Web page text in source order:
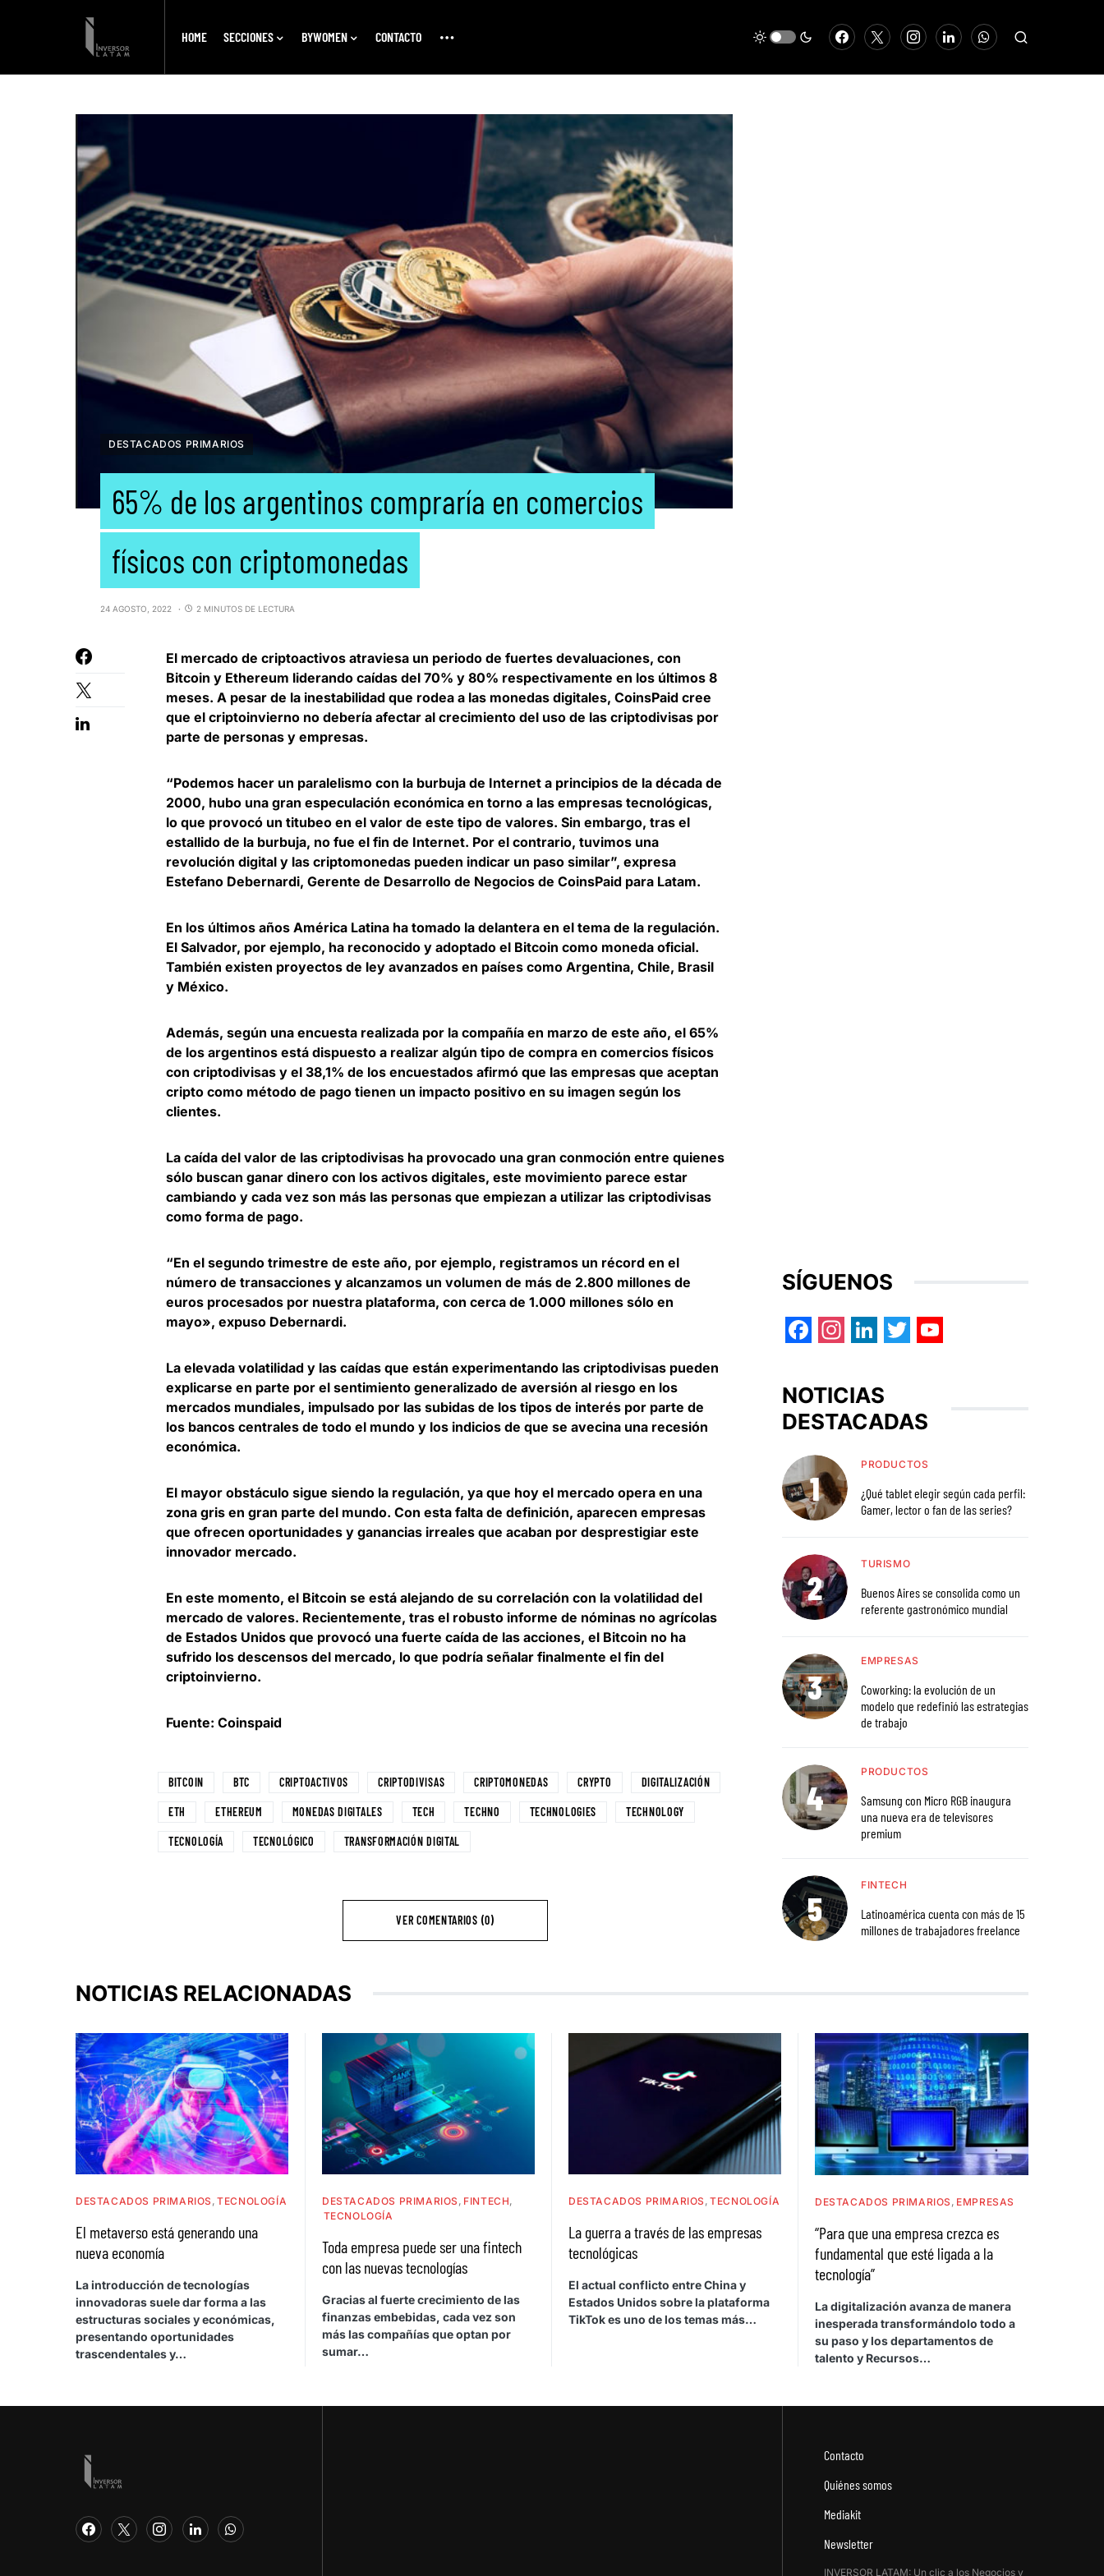
HOME SECCIONES BYWOMEN CONTACTO
DESTACADOS PRIMARIOS
65% de los argentinos compraría en comercios
físicos con criptomonedas
24 AGOSTO, 2022 2 MINUTOS DE LECTURA
El mercado de criptoactivos atraviesa un periodo de fuertes devaluaciones, con
Bitcoin y Ethereum liderando caídas del 70% y 80% respectivamente en los últimos 8
meses. A pesar de la inestabilidad que rodea a las monedas digitales, CoinsPaid cree
que el criptoinvierno no debería afectar al crecimiento del uso de las criptodivisas por
parte de personas y empresas.
“Podemos hacer un paralelismo con la burbuja de Internet a principios de la década de
2000, hubo una gran especulación económica en torno a las empresas tecnológicas,
lo que provocó un titubeo en el valor de este tipo de valores. Sin embargo, tras el
estallido de la burbuja, no fue el fin de Internet. Por el contrario, tuvimos una
revolución digital y las criptomonedas pueden indicar un paso similar”, expresa
Estefano Debernardi, Gerente de Desarrollo de Negocios de CoinsPaid para Latam.
En los últimos años América Latina ha tomado la delantera en el tema de la regulación.
El Salvador, por ejemplo, ha reconocido y adoptado el Bitcoin como moneda oficial.
También existen proyectos de ley avanzados en países como Argentina, Chile, Brasil
y México.
Además, según una encuesta realizada por la compañía en marzo de este año, el 65%
de los argentinos está dispuesto a realizar algún tipo de compra en comercios físicos
con criptodivisas y el 38,1% de los encuestados afirmó que las empresas que aceptan
cripto como método de pago tienen un impacto positivo en su imagen según los
clientes.
La caída del valor de las criptodivisas ha provocado una gran conmoción entre quienes
sólo buscan ganar dinero con los activos digitales, este movimiento parece estar
cambiando y cada vez son más las personas que empiezan a utilizar las criptodivisas
como forma de pago.
“En el segundo trimestre de este año, por ejemplo, registramos un récord en el
número de transacciones y alcanzamos un volumen de más de 2.800 millones de
euros procesados por nuestra plataforma, con cerca de 1.000 millones sólo en
mayo», expuso Debernardi.
La elevada volatilidad y las caídas que están experimentando las criptodivisas pueden
explicarse en parte por el sentimiento generalizado de aversión al riesgo en los
mercados mundiales, impulsado por las subidas de los tipos de interés por parte de
los bancos centrales de todo el mundo y los indicios de que se avecina una recesión
económica.
El mayor obstáculo sigue siendo la regulación, ya que hoy el mercado opera en una
zona gris en gran parte del mundo. Con esta falta de definición, aparecen empresas
que ofrecen oportunidades y ganancias irreales que acaban por desprestigiar este
innovador mercado.
En este momento, el Bitcoin se está alejando de su correlación con la volatilidad del
mercado de valores. Recientemente, tras el robusto informe de nóminas no agrícolas
de Estados Unidos que provocó una fuerte caída de las acciones, el Bitcoin no ha
sufrido los descensos del mercado, lo que podría señalar finalmente el fin del
criptoinvierno.
Fuente: Coinspaid
BITCOIN BTC CRIPTOACTIVOS CRIPTODIVISAS CRIPTOMONEDAS CRYPTO DIGITALIZACIÓN
ETH ETHEREUM MONEDAS DIGITALES TECH TECHNO TECHNOLOGIES TECHNOLOGY
TECNOLOGÍA TECNOLÓGICO TRANSFORMACIÓN DIGITAL
VER COMENTARIOS (0)
SÍGUENOS
NOTICIAS
DESTACADAS
PRODUCTOS
¿Qué tablet elegir según cada perfil:
Gamer, lector o fan de las series?
TURISMO
Buenos Aires se consolida como un
referente gastronómico mundial
EMPRESAS
Coworking: la evolución de un
modelo que redefinió las estrategias
de trabajo
PRODUCTOS
Samsung con Micro RGB inaugura
una nueva era de televisores
premium
FINTECH
Latinoamérica cuenta con más de 15
millones de trabajadores freelance
NOTICIAS RELACIONADAS
DESTACADOS PRIMARIOS TECNOLOGÍA
El metaverso está generando una
nueva economía
La introducción de tecnologías
innovadoras suele dar forma a las
estructuras sociales y económicas,
presentando oportunidades
trascendentales y…
DESTACADOS PRIMARIOS FINTECH
TECNOLOGÍA
Toda empresa puede ser una fintech
con las nuevas tecnologías
Gracias al fuerte crecimiento de las
finanzas embebidas, cada vez son
más las compañías que optan por
sumar…
DESTACADOS PRIMARIOS TECNOLOGÍA
La guerra a través de las empresas
tecnológicas
El actual conflicto entre China y
Estados Unidos sobre la plataforma
TikTok es uno de los temas más…
DESTACADOS PRIMARIOS EMPRESAS
“Para que una empresa crezca es
fundamental que esté ligada a la
tecnología”
La digitalización avanza de manera
inesperada transformándolo todo a
su paso y los departamentos de
talento y Recursos…
Contacto
Quiénes somos
Mediakit
Newsletter
INVERSOR LATAM: Un clic a los Negocios y